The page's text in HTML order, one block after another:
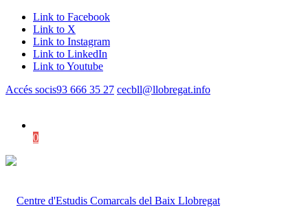
Link to Facebook
Link to X
Link to Instagram
Link to LinkedIn
Link to Youtube
Accés socis93 666 35 27 cecbll@llobregat.info
0